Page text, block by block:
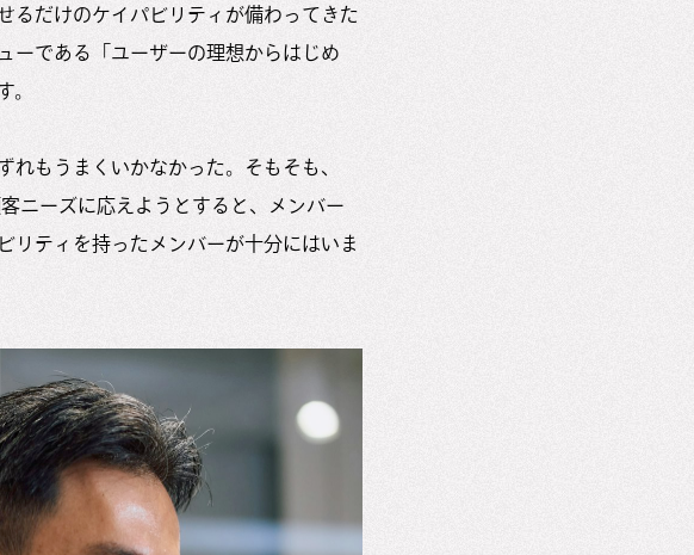
るだけのケイパビリティが備わってきた
ーである「ユーザーの理想からはじめ
もうまくいかなかった。そもそも、
ニーズに応えようとすると、メンバー
リティを持ったメンバーが十分にはいま